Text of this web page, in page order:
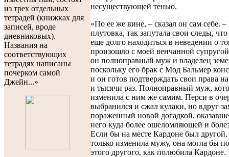
из трех отдельных
тетрадей (книжках для
записей, вроде
дневниковых).
Названия на
соответствующих
тетрадях написаны
почерком самой
Джейн...»
несуществующей тенью.
«По ее же вине, – сказал он сам себе.
плутовка, так запутала свои следы,
еще долго находиться в неведении о
произошло с моей венчанной
он полноправный муж и владелец
поскольку его брак с Мод Бальмер
и он готов подтверждать свои права
и тысячи раз. Полноправный муж,
изменила с ним же самим. Перси в
выбранился и сжал кулаки, но вдруг
пораженный новой догадкой,
него куда более ошеломляющей и
Если бы на месте Кардоне был
только изменила мужу, она могла бы
этого другого, как полюбила Кардоне.